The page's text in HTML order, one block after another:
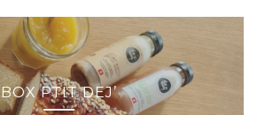
BOX PTIT DEJ’